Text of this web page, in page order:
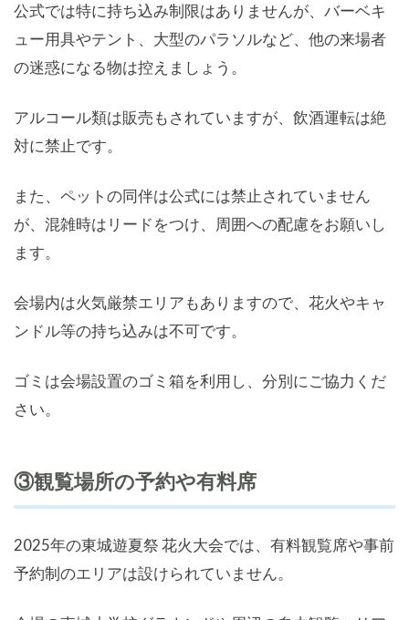
公式では特に持ち込み制限はありませんが、バーベキ
ュー用具やテント、大型のパラソルなど、他の来場者
の迷惑になる物は控えましょう。
アルコール類は販売もされていますが、飲酒運転は絶
対に禁止です。
また、ペットの同伴は公式には禁止されていません
が、混雑時はリードをつけ、周囲への配慮をお願いし
ます。
会場内は火気厳禁エリアもありますので、花火やキャ
ンドル等の持ち込みは不可です。
ゴミは会場設置のゴミ箱を利用し、分別にご協力くだ
さい。
③観覧場所の予約や有料席
2025年の東城遊夏祭 花火大会では、有料観覧席や事前
予約制のエリアは設けられていません。